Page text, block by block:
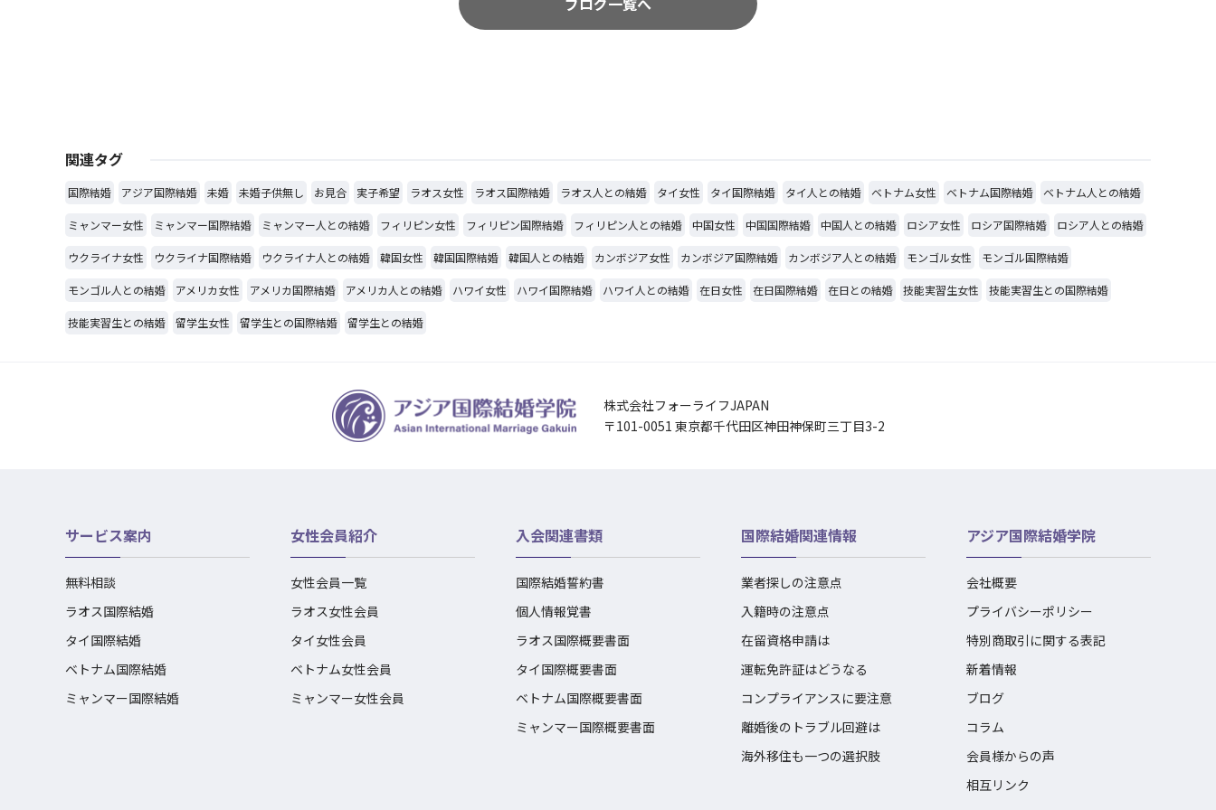
関連タグ
国際結婚 アジア国際結婚 未婚 未婚子供無し お見合 実子希望 ラオス女性 ラオス国際結婚 ラオス人との結婚 タイ女性 タイ国際結婚 タイ人との結婚 ベトナム女性 ベトナム国際結婚 ベトナム人との結婚
ミャンマー女性 ミャンマー国際結婚 ミャンマー人との結婚 フィリピン女性 フィリピン国際結婚 フィリピン人との結婚 中国女性 中国国際結婚 中国人との結婚 ロシア女性 ロシア国際結婚 ロシア人との結婚
ウクライナ女性 ウクライナ国際結婚 ウクライナ人との結婚 韓国女性 韓国国際結婚 韓国人との結婚 カンボジア女性 カンボジア国際結婚 カンボジア人との結婚 モンゴル女性 モンゴル国際結婚
モンゴル人との結婚 アメリカ女性 アメリカ国際結婚 アメリカ人との結婚 ハワイ女性 ハワイ国際結婚 ハワイ人との結婚 在日女性 在日国際結婚 在日との結婚 技能実習生女性 技能実習生との国際結婚
技能実習生との結婚 留学生女性 留学生との国際結婚 留学生との結婚
株式会社フォーライフJAPAN
〒101-0051 東京都千代田区神田神保町三丁目3-2
サービス案内
無料相談
ラオス国際結婚
タイ国際結婚
ベトナム国際結婚
ミャンマー国際結婚
女性会員紹介
女性会員一覧
ラオス女性会員
タイ女性会員
ベトナム女性会員
ミャンマー女性会員
入会関連書類
国際結婚誓約書
個人情報覚書
ラオス国際概要書面
タイ国際概要書面
ベトナム国際概要書面
ミャンマー国際概要書面
国際結婚関連情報
業者探しの注意点
入籍時の注意点
在留資格申請は
運転免許証はどうなる
コンプライアンスに要注意
離婚後のトラブル回避は
海外移住も一つの選択肢
アジア国際結婚学院
会社概要
プライバシーポリシー
特別商取引に関する表記
新着情報
ブログ
コラム
会員様からの声
相互リンク